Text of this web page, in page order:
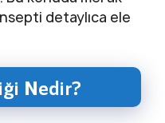
detaylıca ele
Nedir?